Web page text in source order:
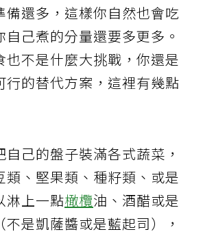
備還多，這樣你自然也會吃
己煮的分量還要多更多。
也不是什麼大挑戰，你還是
行的替代方案，這裡有幾點
己的盤子裝滿各式蔬菜，
類、堅果類、種籽類、或是
淋上一點橄欖油、酒醋或是
是凱薩醬或是藍起司），